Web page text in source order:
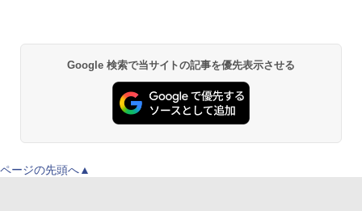
Google 検索で当サイトの記事を優先表示させる
ページの先頭へ▲